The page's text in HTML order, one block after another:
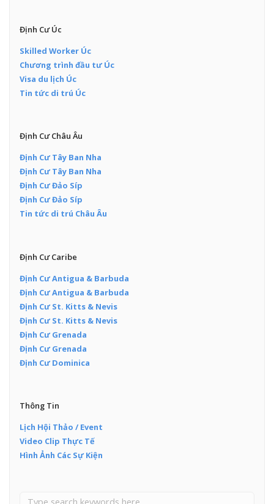
Định Cư Úc
Skilled Worker Úc
Chương trình đầu tư Úc
Visa du lịch Úc
Tin tức di trú Úc
Định Cư Châu Âu
Định Cư Tây Ban Nha
Định Cư Tây Ban Nha
Định Cư Đảo Síp
Định Cư Đảo Síp
Tin tức di trú Châu Âu
Định Cư Caribe
Định Cư Antigua & Barbuda
Định Cư Antigua & Barbuda
Định Cư St. Kitts & Nevis
Định Cư St. Kitts & Nevis
Định Cư Grenada
Định Cư Grenada
Định Cư Dominica
Thông Tin
Lịch Hội Thảo / Event
Video Clip Thực Tế
Hình Ảnh Các Sự Kiện